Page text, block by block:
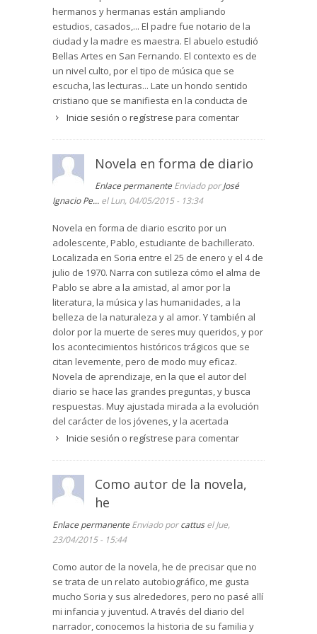
hermanos y hermanas están ampliando
estudios, casados,... El padre fue notario de la
ciudad y la madre es maestra. El abuelo estudió
Bellas Artes en San Fernando. El contexto es de
un nivel culto, por el tipo de música que se
escucha, las lecturas... Late un hondo sentido
cristiano que se manifiesta en la conducta de
autor del diario, en los consejos que recibe, el
frustación que le produce su timidez. El texto de
la novela es como el encuadre perfecto en el
que el amor y el dolor encuentran la armonia, no
de forma facilona pero sí real. El protagonista,
excepcional para lograr desarrollar al máximo
sus cualidades personales y literarias. Vale la
pena una lectura lenta, saboreando el texto y
tomando nota de los libros citados y detalles,
como la audición de la obra musical la Pasión
según san Mateo muy apropiada, por ejemplo,
para un día de Viernes Santo.
Inicie sesión o regístrese para comentar
Novela en forma de diario
Enlace permanente Enviado porJosé
Ignacio Pe... el Lun, 04/05/2015 - 13:34
Novela en forma de diario escrito por un
adolescente, Pablo, estudiante de bachillerato.
Localizada en Soria entre el 25 de enero y el 4 de
julio de 1970. Narra con sutileza cómo el alma de
Pablo se abre a la amistad, al amor por la
literatura, la música y las humanidades, a la
belleza de la naturaleza y al amor. Y también al
dolor por la muerte de seres muy queridos, y por
los acontecimientos históricos trágicos que se
citan levemente, pero de modo muy eficaz.
Novela de aprendizaje, en la que el autor del
diario se hace las grandes preguntas, y busca
respuestas. Muy ajustada mirada a la evolución
del carácter de los jóvenes, y la acertada
atención que les puede prestar en ese
enseñar no sólo una disciplina, sino algo más
importante: la tarea de la vida.
Fina descripción de los bellos parajes de la
provincia de Soria, urbanos: Medinaceli, Soria,
Almazán... rústicos y de montaña: Covaleda,
Alta literatura la que ha conseguido Luis
Ramoneda, autor de una decena de libros, entre
los que se encuentran varias novelas infantiles y
juveniles, cuatro poemarios y un existoso
ensayo de uso del lenguaje; ha vertido al
Inicie sesión o regístrese para comentar
Como autor de la novela,
he
Enlace permanente Enviado porcattusel Jue,
23/04/2015 - 15:44
Como autor de la novela, he de precisar que no
se trata de un relato autobiográfico, me gusta
mucho Soria y sus alrededores, pero no pasé allí
mi infancia y juventud. A través del diario del
narrador, conocemos la historia de su familia y